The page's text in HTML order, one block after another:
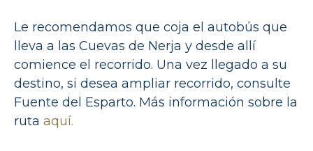
Le recomendamos que coja el autobús que
lleva a las Cuevas de Nerja y desde allí
comience el recorrido. Una vez llegado a su
destino, si desea ampliar recorrido, consulte
Fuente del Esparto. Más información sobre la
ruta aquí.